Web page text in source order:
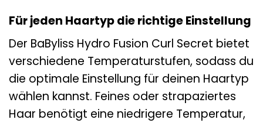
Für jeden Haartyp die richtige Einstellung
Der BaByliss Hydro Fusion Curl Secret bietet
verschiedene Temperaturstufen, sodass du
die optimale Einstellung für deinen Haartyp
wählen kannst. Feines oder strapaziertes
Haar benötigt eine niedrigere Temperatur,